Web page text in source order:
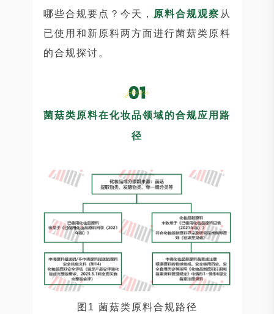
哪些合规要点？今天，
原料合规观察 从
已使用和新原料两方面进行菌菇类原料
的合规探讨。
菌菇类原料在化妆品领域的合规应用路
径
图1 菌菇类原料合规路径